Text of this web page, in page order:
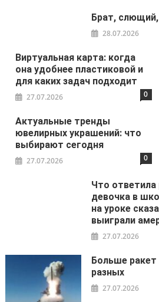
Брат,
28.07.2026
Виртуальная карта: когда
она удобнее пластиковой и
для каких задач подходит
27.07.2026 0
Актуальные тренды
ювелирных украшений: что
выбирают сегодня
27.07.2026 0
Что ответила
девочка в
на уроке
выиграли
27.07.2026
Больше
разных
27.07.2026